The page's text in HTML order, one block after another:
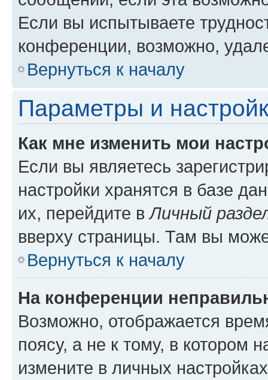
Если вы испытываете
конференции, возможно,
Вернуться к началу
Параметры и
Как мне изменить мои
Если вы являетесь
настройки хранятся в базе
их, перейдите вЛичный
вверху страницы. Там вы
Вернуться к началу
На конференции
Возможно, отображается
поясу, а не к тому, в котором
измените в личных